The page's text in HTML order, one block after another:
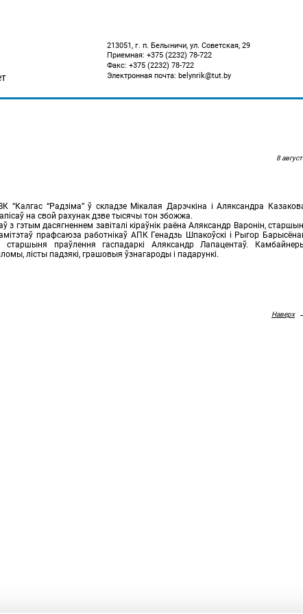
213051, г. п. Белыничи, ул. Советская, 29
Приемная: +375 (2232) 78-722
Факс: +375 (2232) 78-722
Электронная почта: belynrik@tut.by
8
“Калгас “Радзіма” ў складзе Мікалая Дарэчкіна і Аляксандра
на свой рахунак дзве тысячы тон збожжа.
з гэтым дасягненнем завіталі кіраўнік раёна Аляксандр Варонін,
прафсаюза работнікаў АПК Генадзь Шпакоўскі і Рыгор
праўлення гаспадаркі Аляксандр Лапацентаў.
лісты падзякі, грашовыя ўзнагароды і падарункі.
Наверх